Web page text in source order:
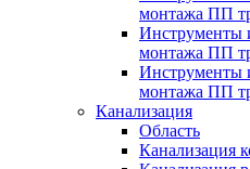
монтажа ПП
Инструменты
монтажа ПП
Инструменты
монтажа ПП
Канализация
Область
Канализация